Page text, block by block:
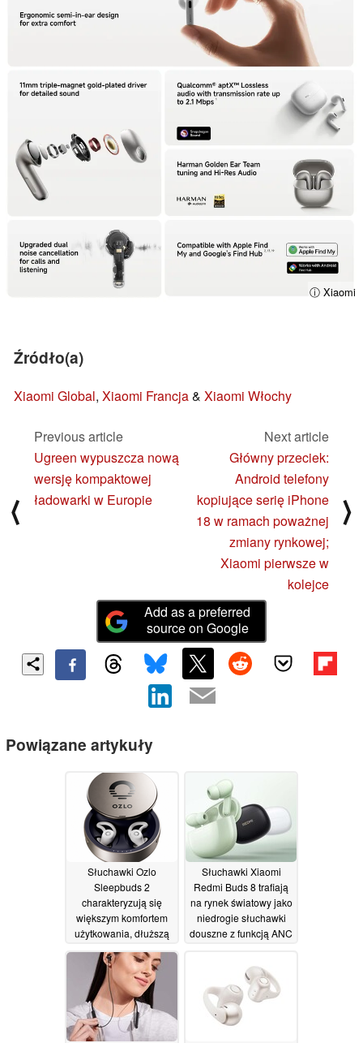
ⓘ Xiaomi
Źródło(a)
Xiaomi Global, Xiaomi Francja& Xiaomi Włochy
⟨
Previous article
Ugreen wypuszcza nową
wersję kompaktowej
ładowarki w Europie
Next article
Główny przeciek:
Android telefony
kopiujące serię iPhone
18 w ramach poważnej
zmiany rynkowej;
Xiaomi pierwsze w
kolejce
⟩
Add as a preferred
source on Google
Powiązane artykuły
Słuchawki Ozlo
Sleepbuds 2
charakteryzują się
większym komfortem
użytkowania, dłuższą
oraz ulepszonym
monitorowaniem snu
30/07/2026
Słuchawki Xiaomi
Redmi Buds 8 trafiają
na rynek światowy jako
niedrogie słuchawki
douszne z funkcją ANC